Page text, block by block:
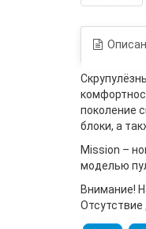
поколение
блоки, а
Mission –
моделью
Внимание!
Отсутствие